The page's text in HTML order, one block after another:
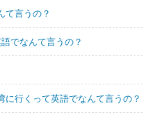
て言うの？
でなんて言うの？
行くって英語でなんて言うの？